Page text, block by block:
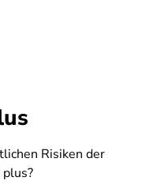
Risiken der